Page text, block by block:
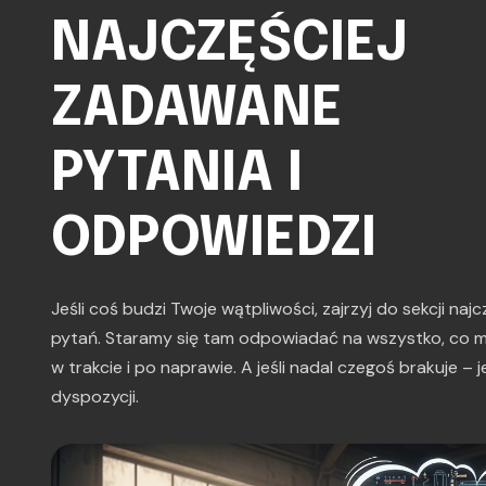
NAJCZĘŚCIEJ
ZADAWANE
PYTANIA I
ODPOWIEDZI
Jeśli coś budzi Twoje wątpliwości, zajrzyj do sekcji
pytań. Staramy się tam odpowiadać na wszystko, co
w trakcie i po naprawie. A jeśli nadal czegoś brakuje –
dyspozycji.